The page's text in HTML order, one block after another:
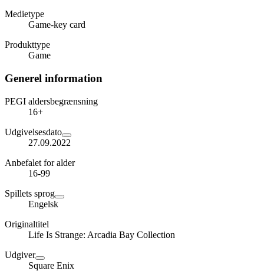
Medietype
Game-key card
Produkttype
Game
Generel information
PEGI aldersbegrænsning
16+
Udgivelsesdato
27.09.2022
Anbefalet for alder
16-99
Spillets sprog
Engelsk
Originaltitel
Life Is Strange: Arcadia Bay Collection
Udgiver
Square Enix